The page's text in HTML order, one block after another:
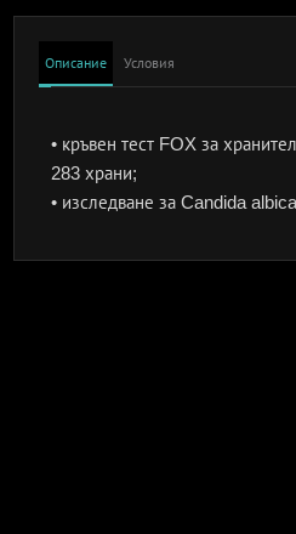
Описание Условия
• кръвен тест FOX за
283 храни;
• изследване за Candida